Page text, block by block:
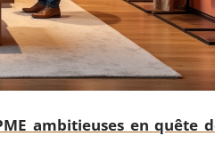
ambitieuses en quête